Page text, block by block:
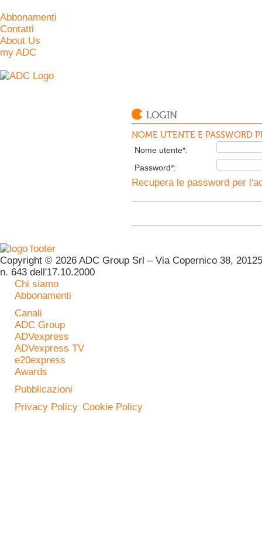
Abbonamenti
Contatti
About Us
my ADC
LOGIN
NOME UTENTE E PASSWORD
Nome utente*:
Password*:
Recupera le password per
Copyright © 2026 ADC Group Srl – Via Copernico 38,
n. 643 dell'17.10.2000
Chi siamo
Abbonamenti
Canali
ADC Group
ADVexpress
ADVexpress TV
e20express
Awards
Pubblicazioni
Privacy Policy Cookie Policy